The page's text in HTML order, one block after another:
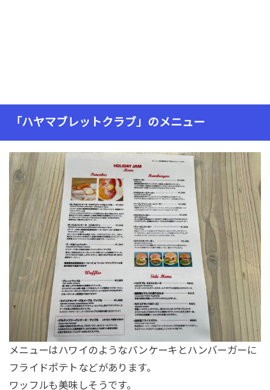
「ハヤマブレットクラブ」のメニュー
メニューはハワイのようなパンケーキとハンバーガーに
フライドポテトなどがあります。
ワッフルも美味しそうです。